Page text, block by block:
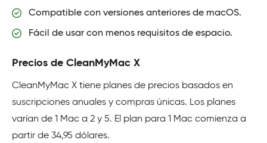
Compatible con versiones anteriores de macOS.
Fácil de usar con menos requisitos de espacio.
Precios de CleanMyMac X
CleanMyMac X tiene planes de precios basados en
suscripciones anuales y compras únicas. Los planes
varían de 1 Mac a 2 y 5. El plan para 1 Mac comienza a
partir de 34,95 dólares.